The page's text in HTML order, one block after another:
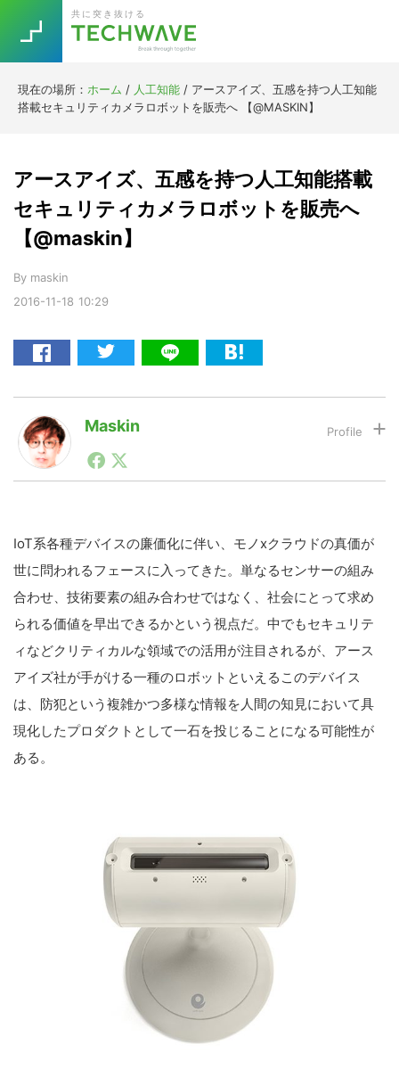
primary
navigation
main
content
primary
sidebar
footer
共に突き抜ける
現在の場所： ホーム / 人工知能 / アースアイズ、五感を持つ人工知能
搭載セキュリティカメラロボットを販売へ 【@MASKIN】
2016-11-18 10:29
アースアイズ、五感を持つ人工知能搭載
セキュリティカメラロボットを販売へ
【@maskin】
By maskin
Maskin
1990年代初頭から記者としてまた起業家としてITスタ
ートアップ業界のハードウェアからソフトウェアの事業
生から普及成長までを最前線で見てきた生き字引として
注目される。通信キャリアのニュースポータルの創業デ
スクとして数億PV事業に。世界最大IT系メディア（ス
ペイン）の元日本編集長、World Innovation Lab(WiL)
などを経て、現在、スタートアップ支援側の取り組みに
注力中。
IoT系各種デバイスの廉価化に伴い、モノxクラウドの真価が
世に問われるフェースに入ってきた。単なるセンサーの組み
合わせ、技術要素の組み合わせではなく、社会にとって求め
られる価値を早出できるかという視点だ。中でもセキュリテ
ィなどクリティカルな領域での活用が注目されるが、アース
アイズ社が手がける一種のロボットといえるこのデバイス
は、防犯という複雑かつ多様な情報を人間の知見において具
現化したプロダクトとして一石を投じることになる可能性が
ある。
TOPICS
RE:LIFE
Re:Work
AI
暗号資産
VR/AR
[Startup]
[Voice Edition]
[YouTube]
LINE
特集
Block Data Bank
Trend 今話題の注目キーワード
5G Asana テレワーク
ニューノーマル
Daily Weekly